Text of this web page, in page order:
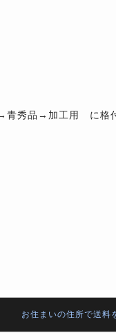
→青秀品→加工用 に格
お住まいの住所で送料